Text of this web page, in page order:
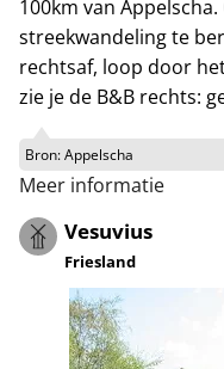
100km van
streekwandeling te
rechtsaf, loop door
zie je de B&B rechts:
Bron:Appelscha
Meer informatie
Vesuvius
Friesland